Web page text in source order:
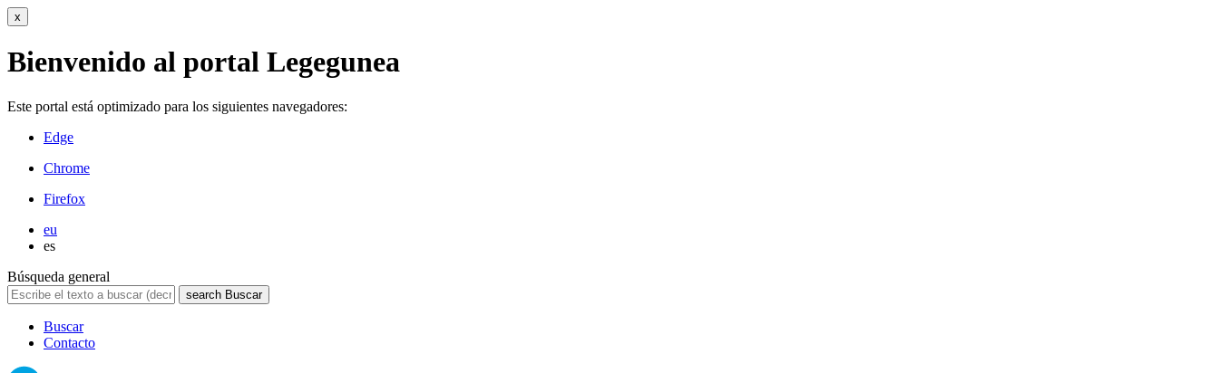
x
Bienvenido al portal Legegunea
Este portal está optimizado para los siguientes navegadores:
Edge
Chrome
Firefox
eu
es
Búsqueda general
search Buscar
Buscar
Contacto